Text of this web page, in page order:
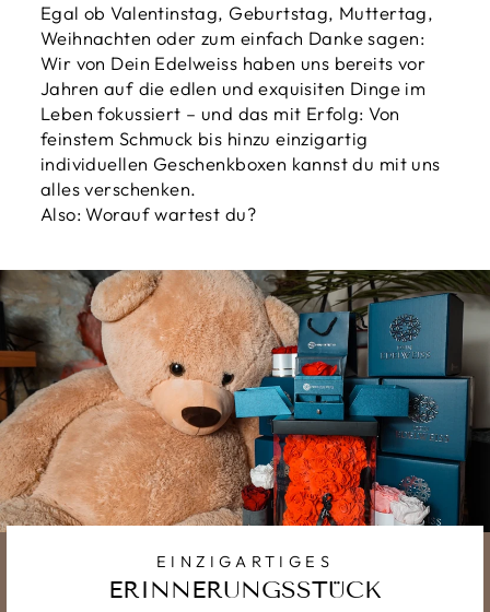
Egal ob Valentinstag, Geburtstag, Muttertag,
Weihnachten oder zum einfach Danke sagen:
Wir von Dein Edelweiss haben uns bereits vor
Jahren auf die edlen und exquisiten Dinge im
Leben fokussiert – und das mit Erfolg: Von
feinstem Schmuck bis hinzu einzigartig
individuellen Geschenkboxen kannst du mit uns
alles verschenken.
Also: Worauf wartest du?
EINZIGARTIGES
ERINNERUNGSSTÜCK